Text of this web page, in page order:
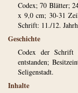
Codex; 70 Blätter;
x 9,0 cm; 30-31
Schrift: 11./12.
Geschichte
Codex der Schrift
entstanden;
Seligenstadt.
Inhalte